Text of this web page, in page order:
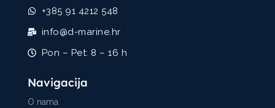
+385 91 4212 548
info@d-marine.hr
Pon – Pet: 8 – 16 h
Navigacija
O nama